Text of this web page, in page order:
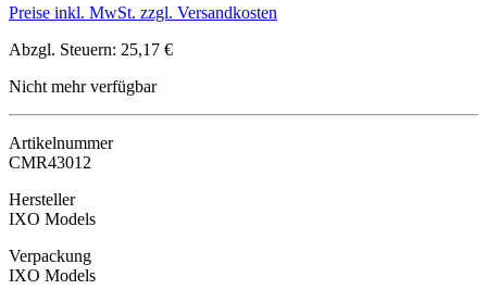
Preise inkl. MwSt. zzgl. Versandkosten
Abzgl. Steuern: 25,17 €
Nicht mehr verfügbar
Artikelnummer
CMR43012
Hersteller
IXO Models
Verpackung
IXO Models